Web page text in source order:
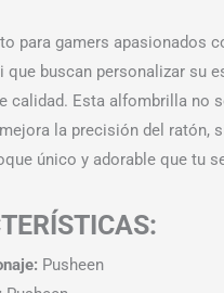
para gamers apasionados
que buscan personalizar su
calidad. Esta alfombrilla no
la precisión del ratón,
único y adorable que tu
Pusheen